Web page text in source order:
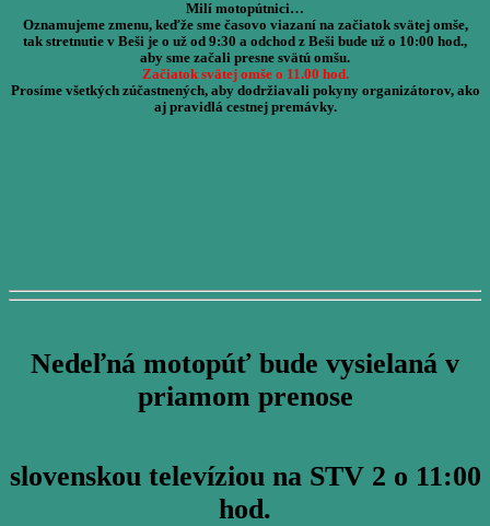
Milí motopútnici…
Oznamujeme zmenu, keďže sme časovo viazaní na začiatok svätej omše,
tak stretnutie v Beši je o už od 9:30 a odchod z Beši bude už o 10:00 hod.,
aby sme začali presne svätú omšu.
Začiatok svätej omše o 11.00 hod.
Prosíme všetkých zúčastnených, aby dodržiavali pokyny organizátorov, ako
aj pravidlá cestnej premávky.
Nedeľná motopúť bude vysielaná v
priamom prenose
slovenskou televíziou na STV 2 o 11:00
hod.